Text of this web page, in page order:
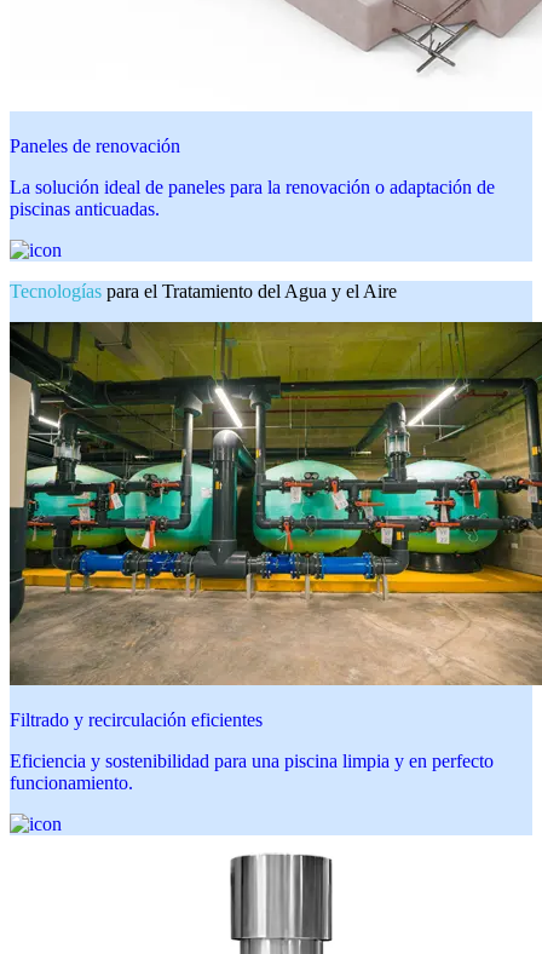
Paneles de renovación
La solución ideal de paneles para la renovación o adaptación de
piscinas anticuadas.
Tecnologías para el Tratamiento del Agua y el Aire
Filtrado y recirculación eficientes
Eficiencia y sostenibilidad para una piscina limpia y en perfecto
funcionamiento.